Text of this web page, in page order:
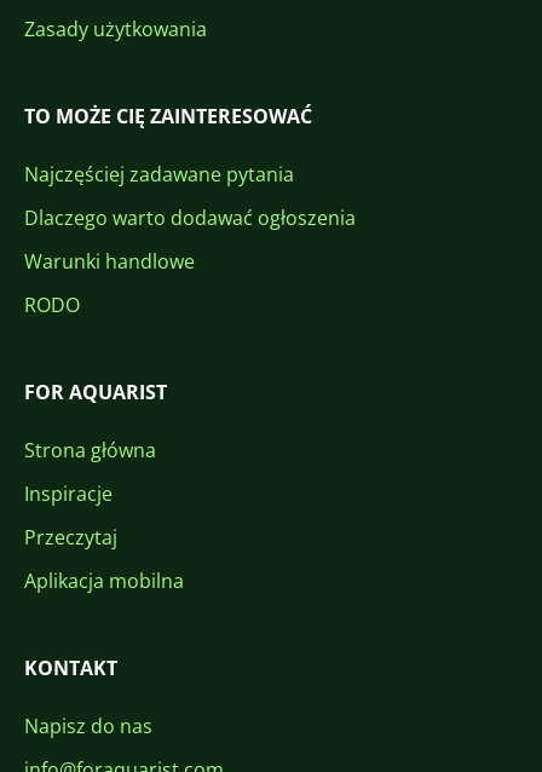
Zasady użytkowania
TO MOŻE CIĘ ZAINTERESOWAĆ
Najczęściej zadawane pytania
Dlaczego warto dodawać ogłoszenia
Warunki handlowe
RODO
FOR AQUARIST
Strona główna
Inspiracje
Przeczytaj
Aplikacja mobilna
KONTAKT
Napisz do nas